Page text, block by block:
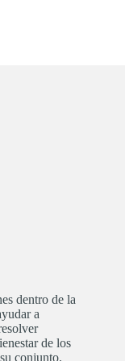
dentro de la
a
de los
conjunto.